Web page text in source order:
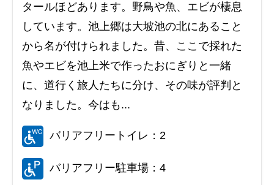
タールほどあります。野鳥や魚、エビが棲息
しています。池上郷は大坡池の北にあること
から名が付けられました。昔、ここで採れた
魚やエビを池上米で作ったおにぎりと一緒
に、道行く旅人たちに分け、その味が評判と
なりました。今はも...
バリアフリートイレ：2
バリアフリー駐車場：4